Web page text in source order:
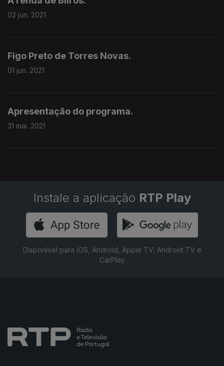
02 jun. 2021
Figo Preto de Torres Novas.
01 jun. 2021
Apresentação do programa.
31 mai. 2021
Instale a aplicação RTP Play
Disponível para iOS, Android, Apple TV, Android TV e
CarPlay